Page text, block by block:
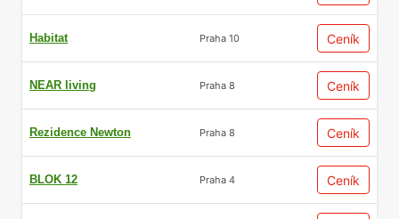
Habitat Praha 10 Ceník
NEAR living Praha 8 Ceník
Rezidence Newton Praha 8 Ceník
BLOK 12 Praha 4 Ceník